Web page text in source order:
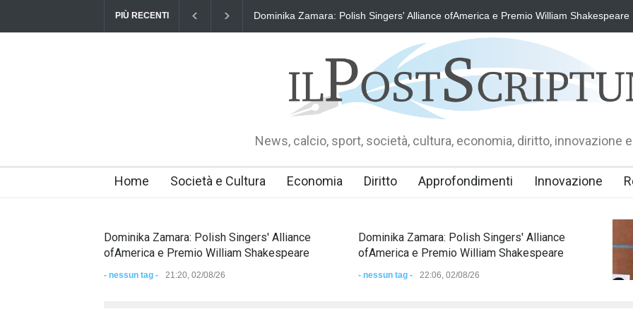
PIÙ RECENTI Dominika Zamara: Polish Singers' Alliance ofAmerica e Premio William Shakespeare
News, calcio, sport, società, cultura, economia, diritto, innovazione
Home Società e Cultura Economia Diritto Approfondimenti Innovazione
Dominika Zamara: Polish Singers' Alliance
ofAmerica e Premio William Shakespeare
- nessun tag - 21:20, 02/08/26
Dominika Zamara: Polish Singers' Alliance
ofAmerica e Premio William Shakespeare
- nessun tag - 22:06, 02/08/26